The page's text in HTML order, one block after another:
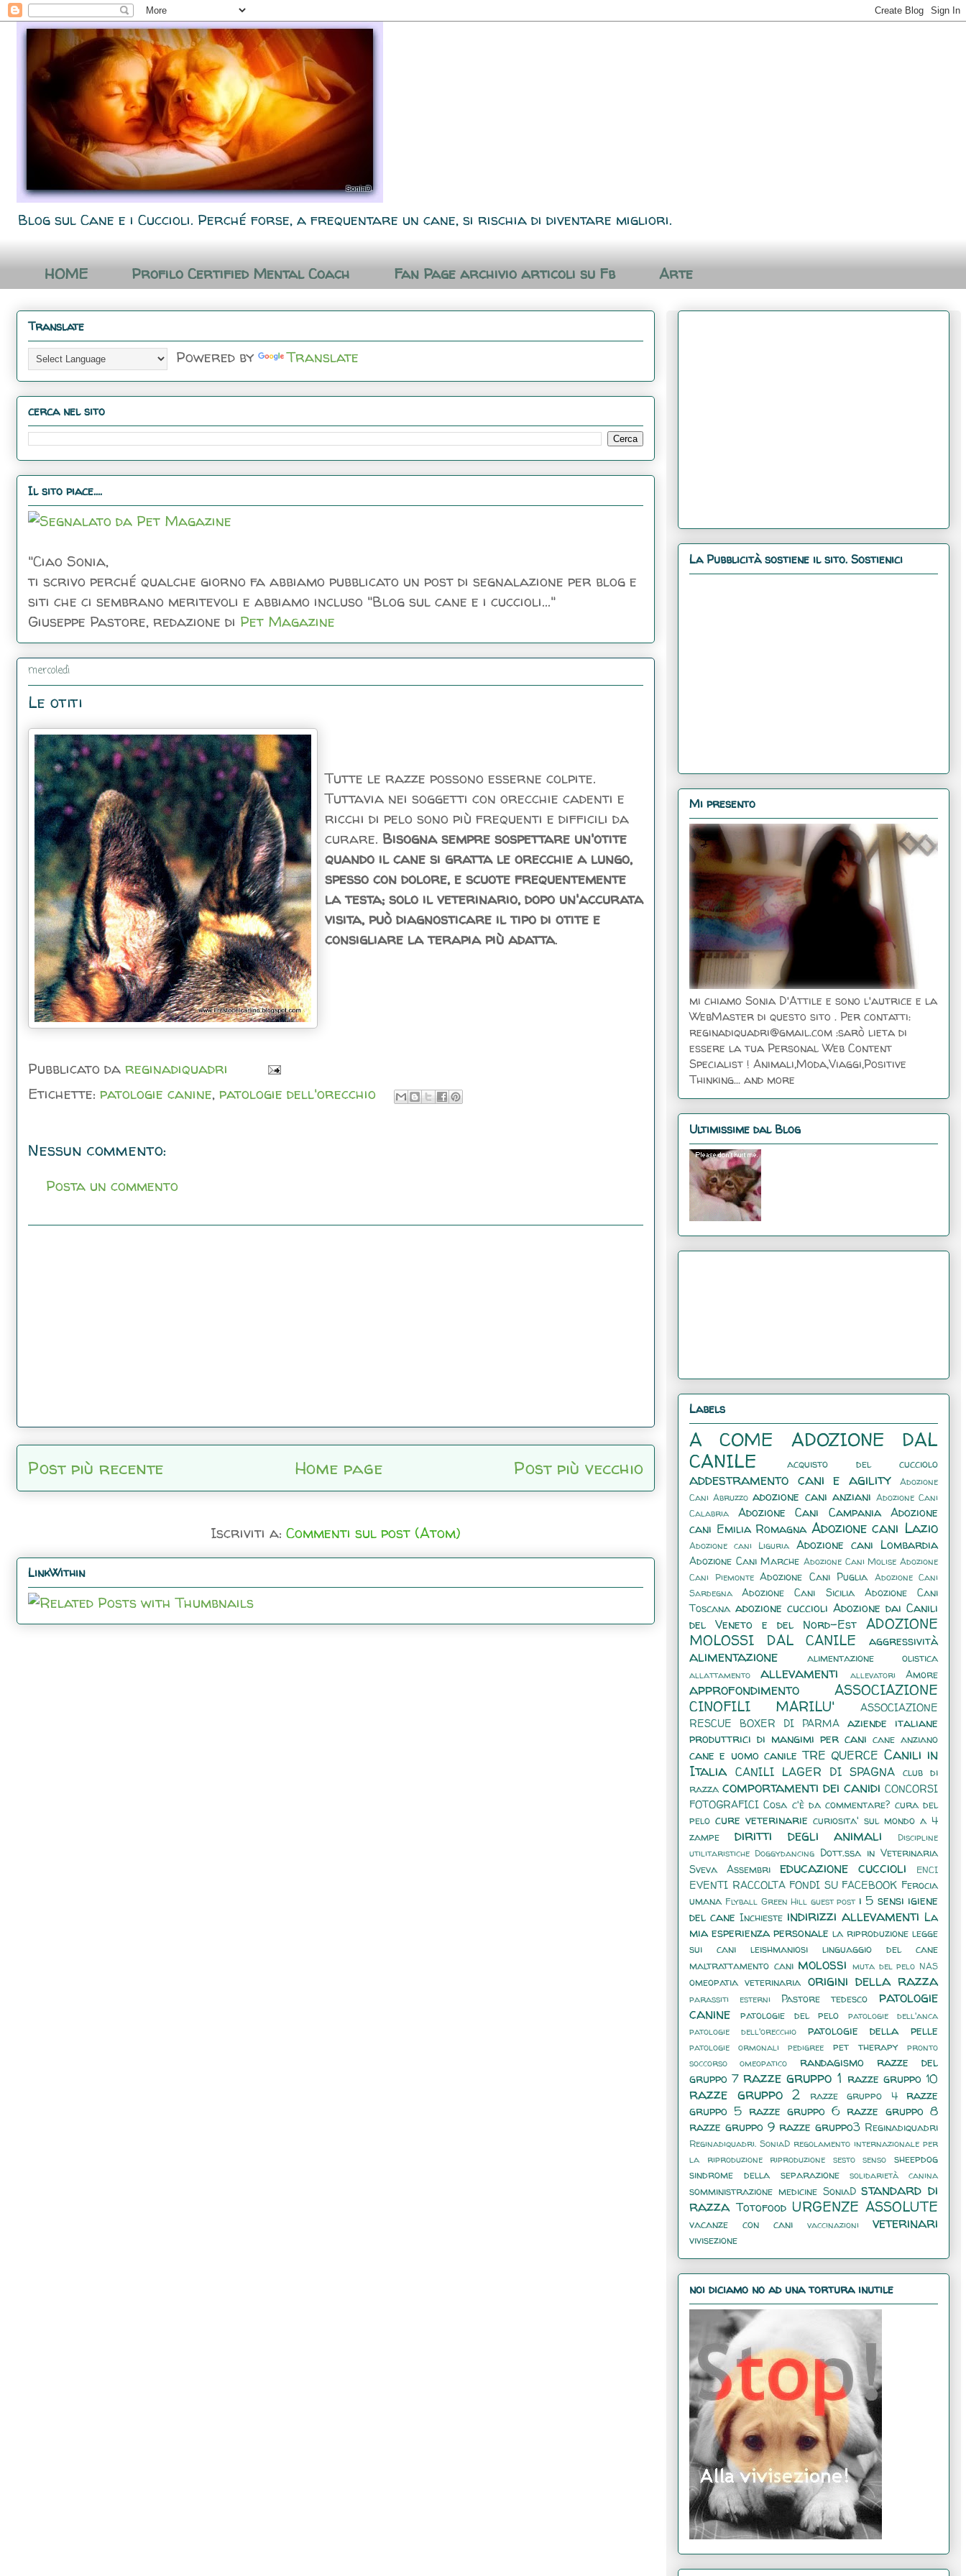
Blog sul Cane e i Cuccioli. Perché forse, a frequentare un cane, si rischia di diventare migliori.
HOME Profilo Certified Mental Coach Fan Page archivio articoli su Fb Arte
Translate
Powered by Translate
cerca nel sito
Il sito piace....
"Ciao Sonia,
ti scrivo perché qualche giorno fa abbiamo pubblicato un post di segnalazione per blog e
siti che ci sembrano meritevoli e abbiamo incluso "Blog sul cane e i cuccioli..."
Giuseppe Pastore, redazione di Pet Magazine
mercoledì
Le otiti
Tutte le razze possono esserne colpite.
Tuttavia nei soggetti con orecchie cadenti e
ricchi di pelo sono più frequenti e difficili da
curare. Bisogna sempre sospettare un'otite
quando il cane si gratta le orecchie a lungo,
spesso con dolore, e scuote frequentemente
la testa; solo il veterinario, dopo un'accurata
visita, può diagnosticare il tipo di otite e
consigliare la terapia più adatta.
Pubblicato da reginadiquadri
Etichette: patologie canine, patologie dell'orecchio
Nessun commento:
Posta un commento
Post più recente Post più vecchio
Home page
Iscriviti a: Commenti sul post (Atom)
LinkWithin
La Pubblicità sostiene il sito. Sostienici
Mi presento
mi chiamo Sonia D'Attile e sono l'autrice e la
WebMaster di questo sito . Per contatti:
reginadiquadri@gmail.com :sarò lieta di
essere la tua Personal Web Content
Specialist ! Animali,Moda,Viaggi,Positive
Thinking... and more
Ultimissime dal Blog
Labels
A COME ADOZIONE DAL
CANILE
acquisto del cucciolo
addestramento cani e agility
Adozione
Cani Abruzzo adozione cani anziani Adozione Cani
Calabria
Adozione Cani Campania
Adozione
cani Emilia Romagna Adozione cani Lazio
Adozione cani Liguria Adozione cani Lombardia
Adozione Cani Marche Adozione Cani Molise Adozione
Cani Piemonte Adozione Cani Puglia Adozione Cani
Sardegna
Adozione Cani Sicilia
Adozione Cani
Toscana adozione cuccioli Adozione dai Canili
del Veneto e del Nord-Est ADOZIONE
MOLOSSI DAL CANILE
aggressività
alimentazione alimentazione olistica
allattamento allevamenti allevatori Amore
approfondimento
ASSOCIAZIONE
CINOFILI MARILU'
ASSOCIAZIONE
RESCUE BOXER DI PARMA aziende italiane
produttrici di mangimi per cani cane anziano
cane e uomo canile TRE QUERCE Canili in
Italia CANILI LAGER DI SPAGNA club di
razza comportamenti dei canidi CONCORSI
FOTOGRAFICI Cosa c'è da commentare? cura del
pelo cure veterinarie curiosita' sul mondo a 4
zampe
diritti degli animali
Discipline
utilitaristiche Doggydancing Dott.ssa in Veterinaria
Sveva Assembri
educazione cuccioli ENCI
EVENTI RACCOLTA FONDI SU FACEBOOK Ferocia
umana Flyball Green Hill guest post i 5 sensi igiene
del cane Inchieste indirizzi allevamenti La
mia esperienza personale la riproduzione legge
sui cani
leishmaniosi
linguaggio del cane
maltrattamento cani molossi muta del pelo NAS
omeopatia veterinaria origini della razza
parassiti esterni Pastore tedesco
patologie
canine
patologie del pelo
patologie dell'anca
patologie dell'orecchio
patologie della pelle
patologie ormonali pedigree pet therapy
pronto
soccorso omeopatico
randagismo
razze del
gruppo 7 razze gruppo 1 razze gruppo 10
razze gruppo 2 razze gruppo 4
razze
gruppo 5 razze gruppo 6 razze gruppo 8
razze gruppo 9 razze gruppo3 Reginadiquadri
Reginadiquadri. SoniaD regolamento internazionale per
la riproduzione
riproduzione sesto senso
sheepdog
sindrome della separazione
solidarietà canina
somministrazione medicine SoniaD standard di
razza Totofood URGENZE ASSOLUTE
vacanze con cani vaccinazioni veterinari
vivisezione
noi diciamo no ad una tortura inutile